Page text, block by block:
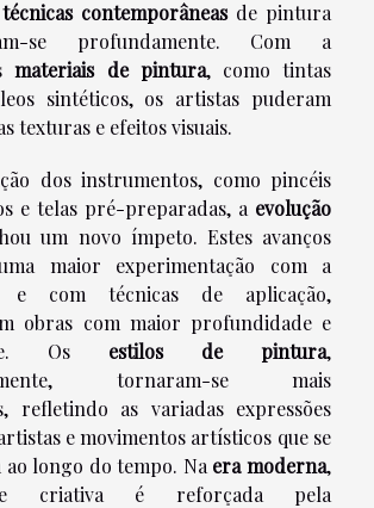
técnicas contemporâneasde pintura
se profundamente. Com a
materiais de pintura, como tintas
sintéticos, os artistas puderam
texturas e efeitos visuais.
dos instrumentos, como pincéis
e telas pré-preparadas, a evolução
um novo ímpeto. Estes avanços
maior experimentação com a
com técnicas de aplicação,
obras com maior profundidade e
Os estilos de pintura,
tornaram-se mais
refletindo as variadas expressões
e movimentos artísticos que se
longo do tempo. Na era moderna,
criativa é reforçada pela